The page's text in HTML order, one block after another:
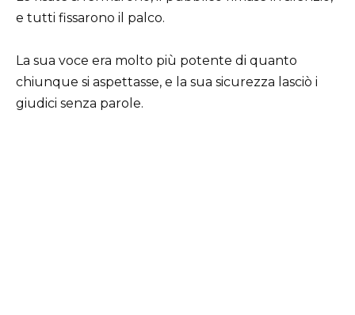
e tutti fissarono il palco.
La sua voce era molto più potente di quanto
chiunque si aspettasse, e la sua sicurezza lasciò i
giudici senza parole.